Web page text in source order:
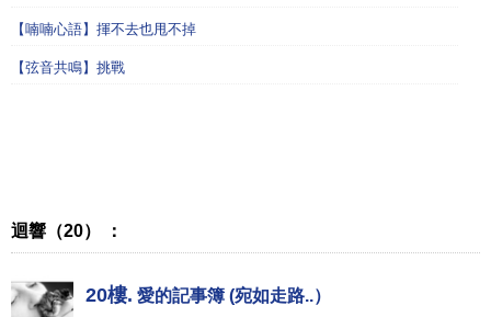
【喃喃心語】揮不去也甩不掉
【弦音共鳴】挑戰
迴響（20） ：
20樓. 愛的記事簿 (宛如走路..）